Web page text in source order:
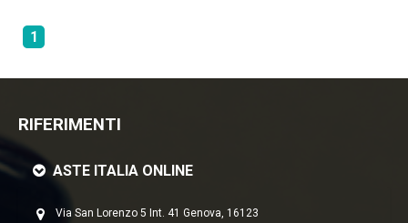
1
RIFERIMENTI
ASTE ITALIA ONLINE
Via San Lorenzo 5 Int. 41 Genova, 16123